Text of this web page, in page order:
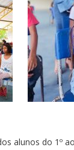
alunos do 1º